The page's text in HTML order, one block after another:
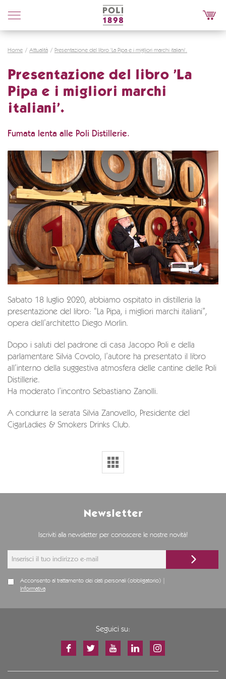
Poli
Distillerie
Home Attualità Presentazione del libro 'La Pipa e i migliori marchi italiani'.
Presentazione del libro 'La
Pipa e i migliori marchi
italiani'.
Fumata lenta alle Poli Distillerie.
Sabato 18 luglio 2020, abbiamo ospitato in distilleria la
presentazione del libro: “La Pipa, i migliori marchi italiani”,
opera dell’architetto Diego Morlin.
Dopo i saluti del padrone di casa Jacopo Poli e della
parlamentare Silvia Covolo, l’autore ha presentato il libro
all’interno della suggestiva atmosfera delle cantine delle Poli
Distillerie.
Ha moderato l’incontro Sebastiano Zanolli.
A condurre la serata Silvia Zanovello, Presidente del
CigarLadies & Smokers Drinks Club.
Newsletter
Iscriviti alla newsletter per conoscere le nostre novità!
Acconsento al trattamento dei dati personali (obbligatorio) |
Informativa
Seguici su: